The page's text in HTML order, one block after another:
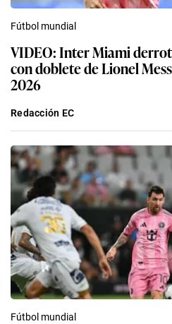
Fútbol mundial
VIDEO: Inter Miami
con doblete de Lionel
2026
Redacción EC
Fútbol mundial